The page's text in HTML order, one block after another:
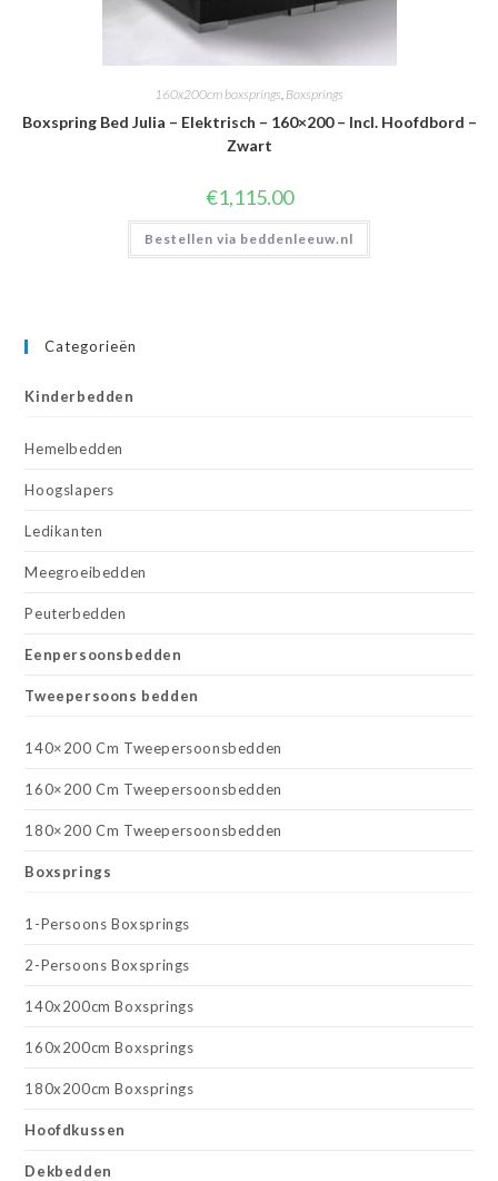
160x200cm boxsprings, Boxsprings
Boxspring Bed Julia – Elektrisch – 160×200 – Incl. Hoofdbord –
Zwart
€1,115.00
Bestellen via beddenleeuw.nl
Categorieën
Kinderbedden
Hemelbedden
Hoogslapers
Ledikanten
Meegroeibedden
Peuterbedden
Eenpersoonsbedden
Tweepersoons bedden
140×200 Cm Tweepersoonsbedden
160×200 Cm Tweepersoonsbedden
180×200 Cm Tweepersoonsbedden
Boxsprings
1-Persoons Boxsprings
2-Persoons Boxsprings
140x200cm Boxsprings
160x200cm Boxsprings
180x200cm Boxsprings
Hoofdkussen
Dekbedden